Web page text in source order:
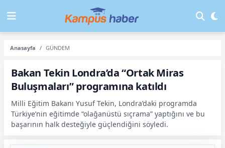
Anasayfa GÜNDEM
Bakan Tekin Londra’da “Ortak Miras
Buluşmaları” programına katıldı
Milli Eğitim Bakanı Yusuf Tekin, Londra’daki programda
Türkiye’nin eğitimde “olağanüstü sıçrama” yaptığını ve bu
başarının halk desteğiyle güçlendiğini söyledi.